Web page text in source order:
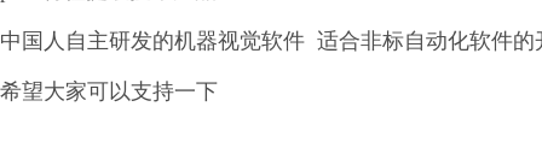
中国人自主研发的机器视觉软件 适合非标自动化软件的
希望大家可以支持一下